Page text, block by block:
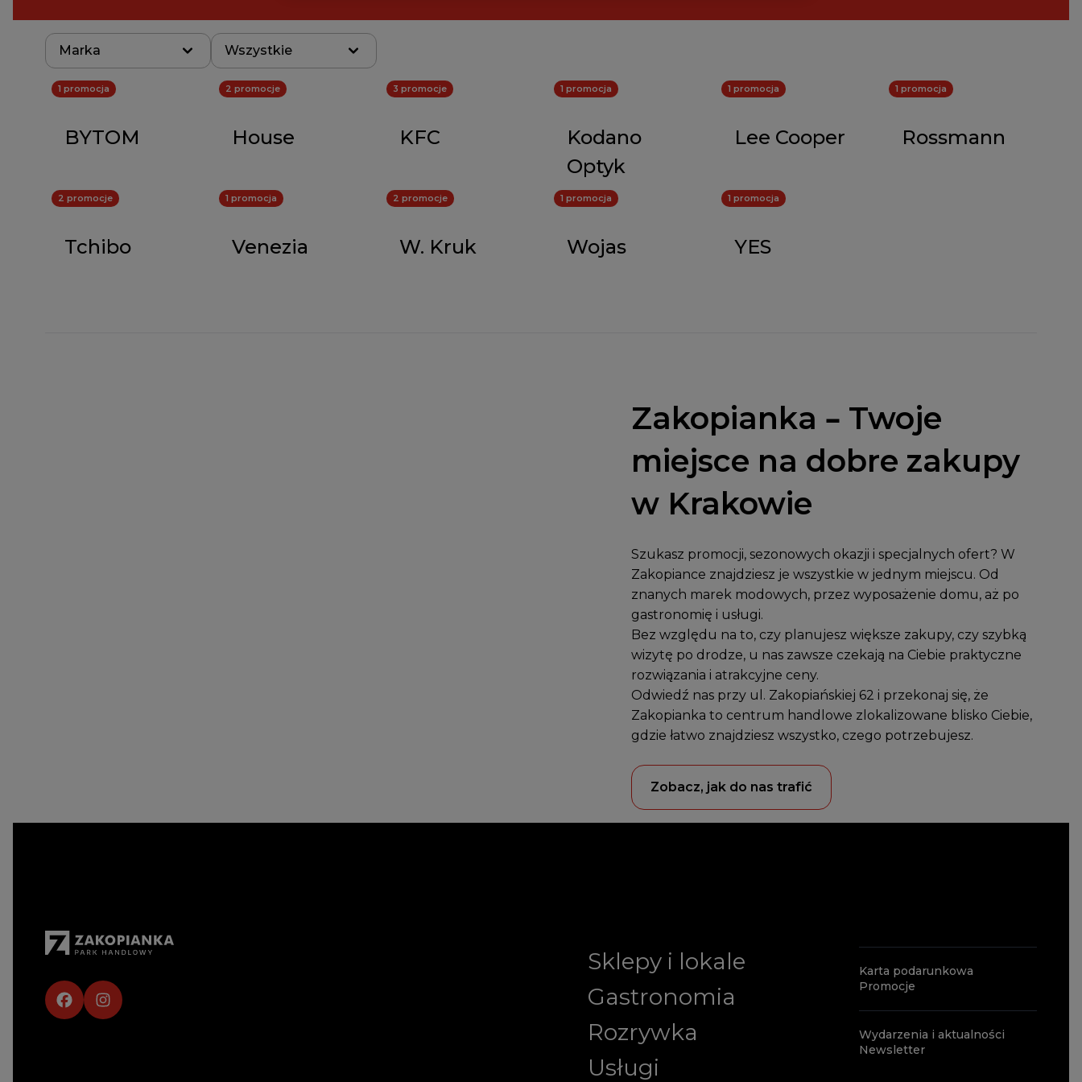
Marka Wszystkie
1 promocja
BYTOM
2 promocje
House
3 promocje
KFC
1 promocja
Kodano
Optyk
1 promocja
Lee Cooper
1 promocja
Rossmann
2 promocje
Tchibo
1 promocja
Venezia
2 promocje
W. Kruk
1 promocja
Wojas
1 promocja
YES
Zakopianka – Twoje
miejsce na dobre zakupy
w Krakowie
Szukasz promocji, sezonowych okazji i specjalnych ofert? W
Zakopiance znajdziesz je wszystkie w jednym miejscu. Od
znanych marek modowych, przez wyposażenie domu, aż po
gastronomię i usługi.
Bez względu na to, czy planujesz większe zakupy, czy szybką
wizytę po drodze, u nas zawsze czekają na Ciebie praktyczne
rozwiązania i atrakcyjne ceny.
Odwiedź nas przy ul. Zakopiańskiej 62 i przekonaj się, że
Zakopianka to centrum handlowe zlokalizowane blisko Ciebie,
gdzie łatwo znajdziesz wszystko, czego potrzebujesz.
Zobacz, jak do nas trafić
Sklepy i lokale
Gastronomia
Rozrywka
Usługi
Karta podarunkowa
Promocje
Wydarzenia i aktualności
Newsletter